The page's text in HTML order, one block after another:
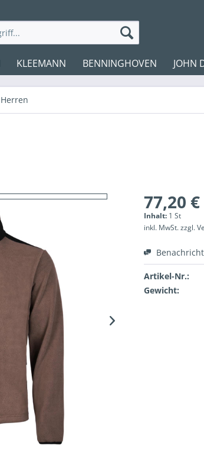
KLEEMANN BENNINGHOVEN JOHN
Herren
77,20 €
Inhalt: 1 St
inkl. MwSt.zzgl.
Artikel-Nr.:
Gewicht: